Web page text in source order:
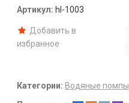
Артикул: hl-1003
Добавить в
избранное
Категории: Водяные помпы